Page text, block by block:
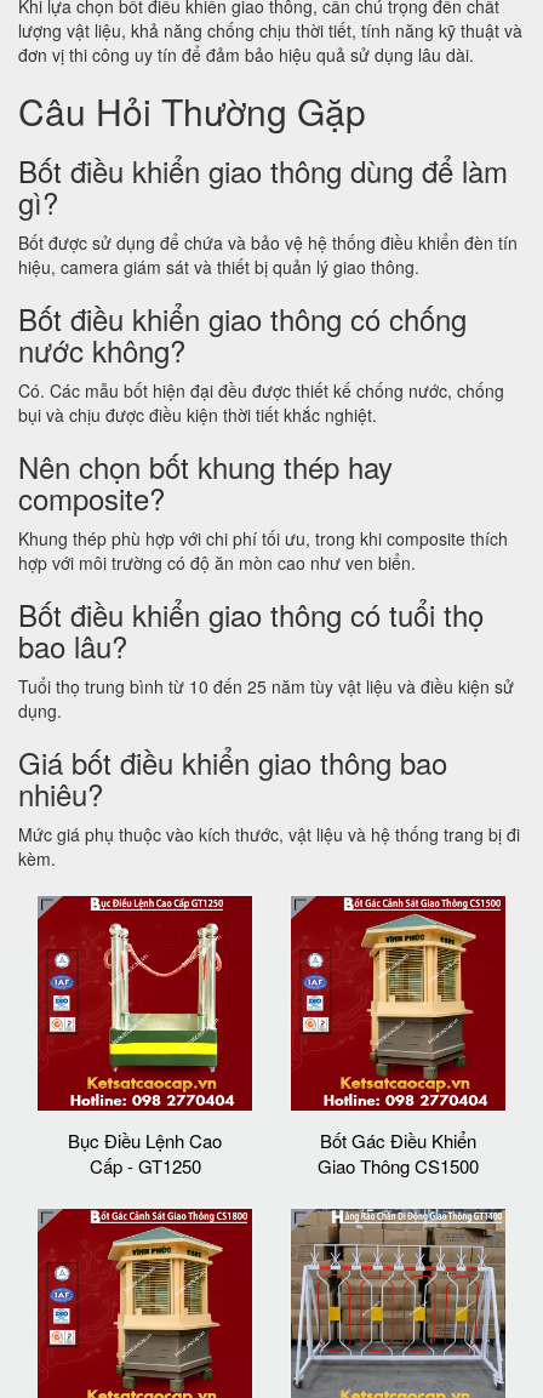
Khi lựa chọn bốt điều khiển giao thông, cần chú trọng đến chất
lượng vật liệu, khả năng chống chịu thời tiết, tính năng kỹ thuật và
đơn vị thi công uy tín để đảm bảo hiệu quả sử dụng lâu dài.
Câu Hỏi Thường Gặp
Bốt điều khiển giao thông dùng để làm
gì?
Bốt được sử dụng để chứa và bảo vệ hệ thống điều khiển đèn tín
hiệu, camera giám sát và thiết bị quản lý giao thông.
Bốt điều khiển giao thông có chống
nước không?
Có. Các mẫu bốt hiện đại đều được thiết kế chống nước, chống
bụi và chịu được điều kiện thời tiết khắc nghiệt.
Nên chọn bốt khung thép hay
composite?
Khung thép phù hợp với chi phí tối ưu, trong khi composite thích
hợp với môi trường có độ ăn mòn cao như ven biển.
Bốt điều khiển giao thông có tuổi thọ
bao lâu?
Tuổi thọ trung bình từ 10 đến 25 năm tùy vật liệu và điều kiện sử
dụng.
Giá bốt điều khiển giao thông bao
nhiêu?
Mức giá phụ thuộc vào kích thước, vật liệu và hệ thống trang bị đi
kèm.
Bục Điều Lệnh Cao
Cấp - GT1250
Bốt Gác Điều Khiển
Giao Thông CS1500